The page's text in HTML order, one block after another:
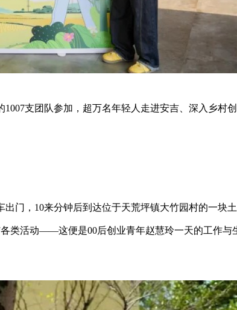
支团队参加，超万名年轻人走进安吉、深入乡村
门，10来分钟后到达位于天荒坪镇大竹园村的一块
类活动——这便是00后创业青年赵慧玲一天的工作与